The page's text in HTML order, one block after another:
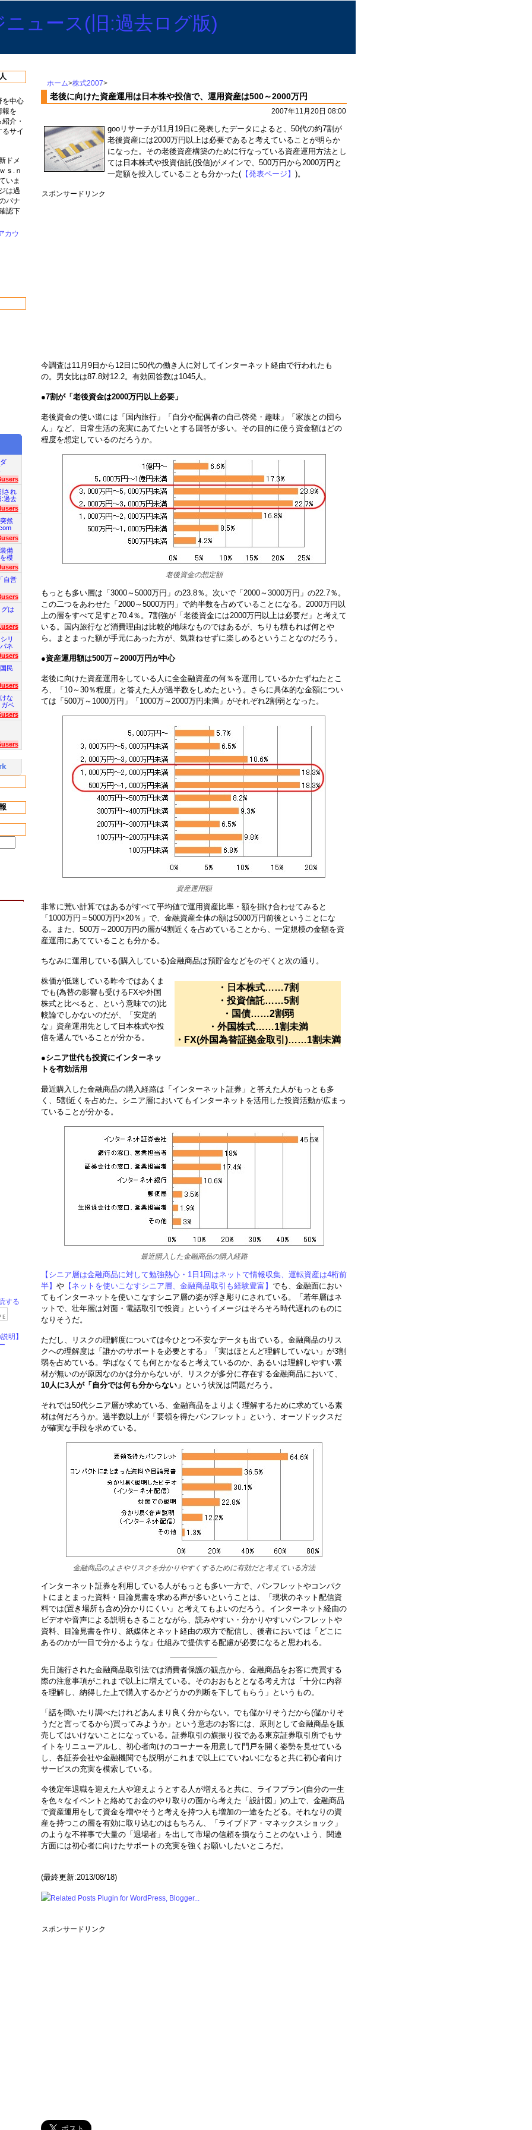
ホーム>株式2007>
老後に向けた資産運用は日本株や投信で、運用資産は500～2000万円
2007年11月20日 08:00
gooリサーチが11月19日に発表したデータによると、50代の約7割が
老後資産には2000万円以上は必要であると考えていることが明らか
になった。その老後資産構築のために行なっている資産運用方法とし
ては日本株式や投資信託(投信)がメインで、500万円から2000万円と
一定額を投入していることも分かった( 【発表ページ】 )。
スポンサードリンク
今調査は11月9日から12日に50代の働き人に対してインターネット経由で行われたも
の。男女比は87.8対12.2。有効回答数は1045人。
●7割が「老後資金は2000万円以上必要」
老後資金の使い道には「国内旅行」「自分や配偶者の自己啓発・趣味」「家族との団ら
ん」など、日常生活の充実にあてたいとする回答が多い。その目的に使う資金額はどの
程度を想定しているのだろうか。
老後資金の想定額
もっとも多い層は「3000～5000万円」の23.8％。次いで「2000～3000万円」の22.7％。
この二つをあわせた「2000～5000万円」で約半数を占めていることになる。2000万円以
上の層をすべて足すと70.4％。7割強が「老後資金には2000万円以上は必要だ」と考えて
いる。国内旅行など消費理由は比較的地味なものではあるが、ちりも積もれば何とや
ら。まとまった額が手元にあった方が、気兼ねせずに楽しめるということなのだろう。
●資産運用額は500万～2000万円が中心
老後に向けた資産運用をしている人に全金融資産の何％を運用しているかたずねたとこ
ろ、「10～30％程度」と答えた人が過半数をしめたという。さらに具体的な金額につい
ては「500万～1000万円」「1000万～2000万円未満」がそれぞれ2割弱となった。
資産運用額
非常に荒い計算ではあるがすべて平均値で運用資産比率・額を掛け合わせてみると
「1000万円＝5000万円×20％」で、金融資産全体の額は5000万円前後ということにな
る。また、500万～2000万円の層が4割近くを占めていることから、一定規模の金額を資
産運用にあてていることも分かる。
ちなみに運用している(購入している)金融商品は預貯金などをのぞくと次の通り。
・日本株式……7割
・投資信託……5割
・国債……2割弱
・外国株式……1割未満
・FX(外国為替証拠金取引)……1割未満
株価が低迷している昨今ではあくま
でも(為替の影響も受けるFXや外国
株式と比べると、という意味での)比
較論でしかないのだが、「安定的
な」資産運用先として日本株式や投
信を選んでいることが分かる。
●シニア世代も投資にインターネッ
トを有効活用
最近購入した金融商品の購入経路は「インターネット証券」と答えた人がもっとも多
く、5割近くを占めた。シニア層においてもインターネットを活用した投資活動が広まっ
ていることが分かる。
最近購入した金融商品の購入経路
【シニア層は金融商品に対して勉強熱心・1日1回はネットで情報収集、運転資産は4桁前
半】 や 【ネットを使いこなすシニア層、金融商品取引も経験豊富】 でも、金融面におい
てもインターネットを使いこなすシニア層の姿が浮き彫りにされている。「若年層はネ
ットで、壮年層は対面・電話取引で投資」というイメージはそろそろ時代遅れのものに
なりそうだ。
ただし、リスクの理解度については今ひとつ不安なデータも出ている。金融商品のリス
クへの理解度は「誰かのサポートを必要とする」「実はほとんど理解していない」が3割
弱を占めている。学ばなくても何とかなると考えているのか、あるいは理解しやすい素
材が無いのが原因なのかは分からないが、リスクが多分に存在する金融商品において、
10人に3人が「自分では何も分からない」 という状況は問題だろう。
それでは50代シニア層が求めている、金融商品をよりよく理解するために求めている素
材は何だろうか。過半数以上が「要領を得たパンフレット」という、オーソドックスだ
が確実な手段を求めている。
金融商品のよさやリスクを分かりやすくするために有効だと考えている方法
インターネット証券を利用している人がもっとも多い一方で、パンフレットやコンパク
トにまとまった資料・目論見書を求める声が多いということは、「現状のネット配信資
料では(置き場所も含め)分かりにくい」と考えてもよいのだろう。インターネット経由の
ビデオや音声による説明もさることながら、読みやすい・分かりやすいパンフレットや
資料、目論見書を作り、紙媒体とネット経由の双方で配信し、後者においては「どこに
あるのかが一目で分かるような」仕組みで提供する配慮が必要になると思われる。
先日施行された金融商品取引法では消費者保護の観点から、金融商品をお客に売買する
際の注意事項がこれまで以上に増えている。そのおおもととなる考え方は「十分に内容
を理解し、納得した上で購入するかどうかの判断を下してもらう」というもの。
「話を聞いたり調べたけれどあんまり良く分からない。でも儲かりそうだから(儲かりそ
うだと言ってるから)買ってみようか」という意志のお客には、原則として金融商品を販
売してはいけないことになっている。証券取引の旗振り役である東京証券取引所でもサ
イトをリニューアルし、初心者向けのコーナーを用意して門戸を開く姿勢を見せている
し、各証券会社や金融機関でも説明がこれまで以上にていねいになると共に初心者向け
サービスの充実を模索している。
今後定年退職を迎えた人や迎えようとする人が増えると共に、ライフプラン(自分の一生
を色々なイベントと絡めてお金のやり取りの面から考えた「設計図」)の上で、金融商品
で資産運用をして資金を増やそうと考えを持つ人も増加の一途をたどる。それなりの資
産を持つこの層を有効に取り込むのはもちろん、「ライブドア・マネックスショック」
のような不祥事で大量の「退場者」を出して市場の信頼を損なうことのないよう、関連
方面には初心者に向けたサポートの充実を強くお願いしたいところだ。
(最終更新:2013/08/18)
スポンサードリンク
を中心
報を
介・
るサイ
ドメ
ｓ.ｎ
いま
は過
バナ
認下
され
:過去
然
備
模
自営
は
リ
ネ
民
な
ベ
する
明】